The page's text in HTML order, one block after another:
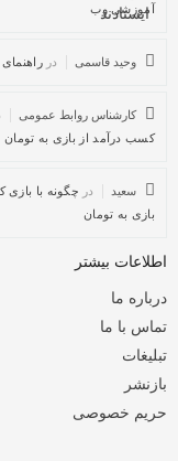
آموزشی وب
وحید قاسمی در
کارشناس روابط عمومی
کسب درآمد از بازی به تومان
سعید در چگونه با
بازی به تومان
اطلاعات بیشتر
درباره ما
تماس با ما
تبلیغات
بازنشر
حریم خصوصی